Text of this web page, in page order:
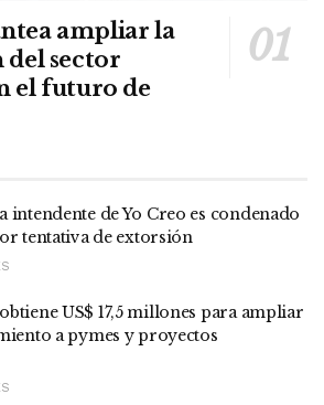
ampliar la
sector
el futuro de
intendente de Yo Creo es condenado
tentativa de extorsión
US$ 17,5 millones para ampliar
a pymes y proyectos